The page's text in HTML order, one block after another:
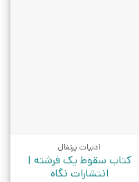
ادبیات پرتغال
کتاب سقوط یک فرشته |
انتشارات نگاه